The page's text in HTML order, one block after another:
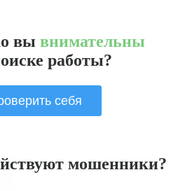
вы внимательны
работы?
себя
мошенники?